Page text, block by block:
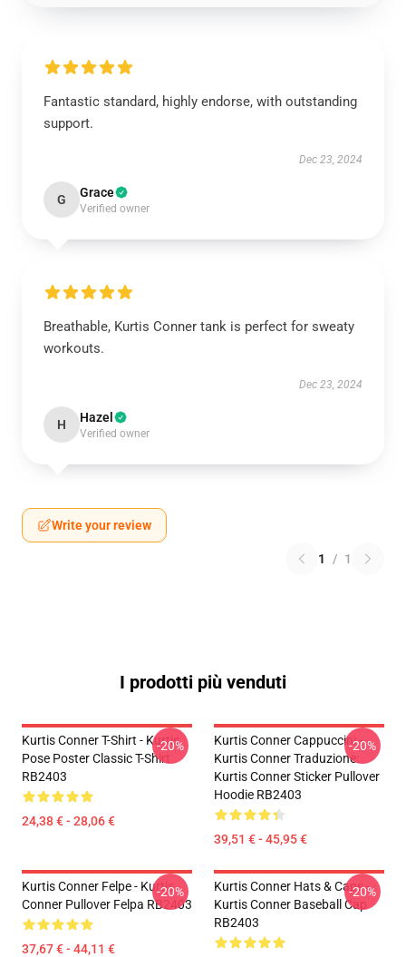
Fantastic standard, highly endorse, with outstanding
support.
Dec 23, 2024
G Grace
Verified owner
Breathable, Kurtis Conner tank is perfect for sweaty
workouts.
Dec 23, 2024
H Hazel
Verified owner
Write your review
1 / 1
I prodotti più venduti
Kurtis Conner T-Shirt - Kurtis
Pose Poster Classic T-Shirt
RB2403
24,38 € - 28,06 €
-20%
Kurtis Conner Cappuccini -
Kurtis Conner Traduzione:
Kurtis Conner Sticker Pullover
Hoodie RB2403
39,51 € - 45,95 €
-20%
Kurtis Conner Felpe - Kurtis
Conner Pullover Felpa RB2403
37,67 € - 44,11 €
-20%
Kurtis Conner Hats & Caps -
Kurtis Conner Baseball Cap
RB2403
-20%